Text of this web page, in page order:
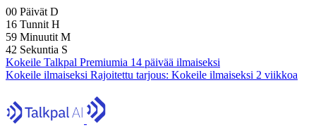
00 Päivät D
16 Tunnit H
59 Minuutit M
42 Sekuntia S
Kokeile Talkpal Premiumia 14 päivää ilmaiseksi
Kokeile ilmaiseksi Rajoitettu tarjous: Kokeile ilmaiseksi 2 viikkoa